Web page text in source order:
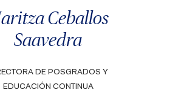
Ceballos
Saavedra
DE POSGRADOS Y
EDUCACIÓN CONTINUA